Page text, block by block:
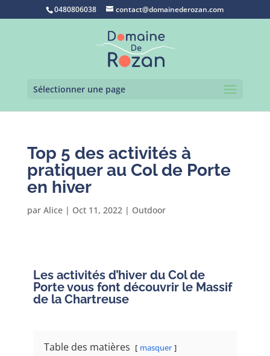
0480806038 contact@domainederozan.com
Sélectionner une page
Top 5 des activités à
pratiquer au Col de Porte
en hiver
par Alice| Oct 11, 2022| Outdoor
Les activités d’hiverdu Col de
Porte vous font découvrir le Massif
de la Chartreuse
Table des matières masquer